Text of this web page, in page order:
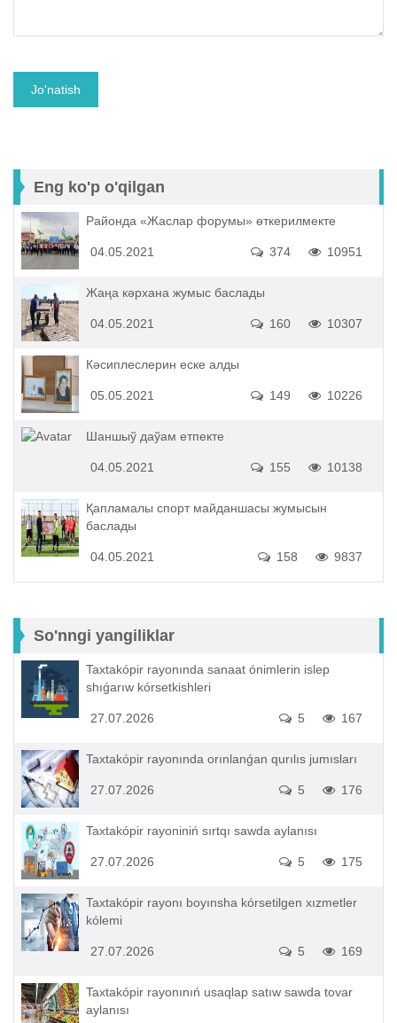
Eng ko'p o'qilgan
Районда «Жаслар форумы» өткерилмекте
04.05.2021 10951
374
Жаңа кәрхана жумыс баслады
04.05.2021 10307
160
Кәсиплеслерин еске алды
05.05.2021 10226
149
Шаншыў даўам етпекте
04.05.2021 10138
155
Қапламалы спорт майданшасы жумысын
баслады
04.05.2021 9837
158
So'nngi yangiliklar
Taxtakópir rayonında sanaat ónimlerin islep
shıǵarıw kórsetkishleri
27.07.2026 167
5
Taxtakópir rayonında orınlanǵan qurılıs jumısları
27.07.2026 176
5
Taxtakópir rayoniniń sırtqı sawda aylanısı
27.07.2026 175
5
Taxtakópir rayonı boyınsha kórsetilgen xızmetler
kólemi
27.07.2026 169
5
Taxtakópir rayonınıń usaqlap satıw sawda tovar
aylanısı